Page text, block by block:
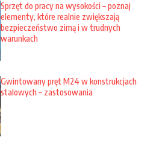
Sprzęt do pracy na wysokości – poznaj
elementy, które realnie zwiększają
bezpieczeństwo zimą i w trudnych
warunkach
Gwintowany pręt M24 w konstrukcjach
stalowych – zastosowania